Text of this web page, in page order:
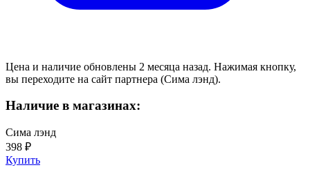
Цена и наличие обновлены 2 месяца назад. Нажимая кнопку,
вы переходите на сайт партнера (Сима лэнд).
Наличие в магазинах:
Сима лэнд
398 ₽
Купить